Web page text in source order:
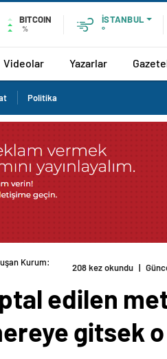
BITCOIN
%
İSTANBUL
°
Videolar Yazarlar
Politika
Kurum:
208 kez okundu |
edilen
gitsek